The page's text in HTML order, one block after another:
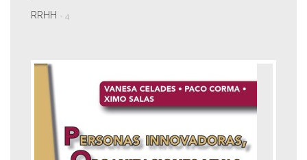
RRHH - 4